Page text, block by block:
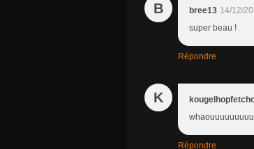
B bree13 14/12/
super beau !
Répondre
K
Répondre